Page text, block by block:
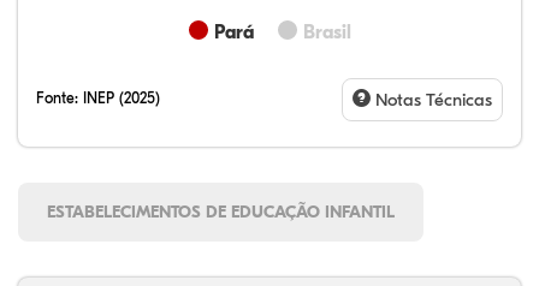
Pará Brasil
Fonte: INEP (2025) Notas Técnicas
ESTABELECIMENTOS DE EDUCAÇÃO INFANTIL